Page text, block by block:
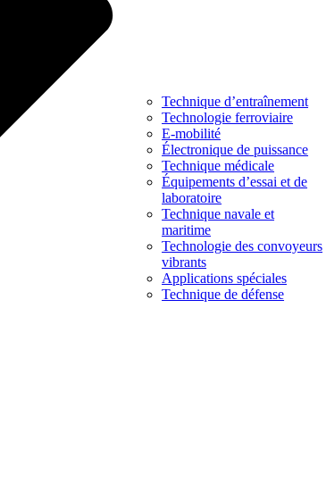
Technique d’entraînement
Technologie ferroviaire
E-mobilité
Électronique de puissance
Technique médicale
Équipements d’essai et de
laboratoire
Technique navale et
maritime
Technologie des convoyeurs
vibrants
Applications spéciales
Technique de défense